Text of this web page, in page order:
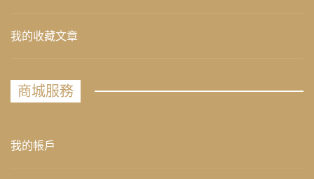
我的收藏文章
商城服務
我的帳戶